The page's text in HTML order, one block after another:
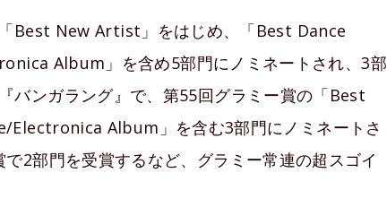
Best New Artist」をはじめ、「Best Dance
Album」を含め5部門にノミネートされ、3部
バンガラング』で、第55回グラミー賞の「Best
Album」を含む3部門にノミネートさ
2部門を受賞するなど、グラミー常連の超スゴイ